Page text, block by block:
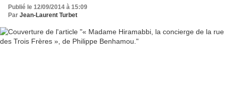
Publié le 12/09/2014 à 15:09
Par Jean-Laurent Turbet